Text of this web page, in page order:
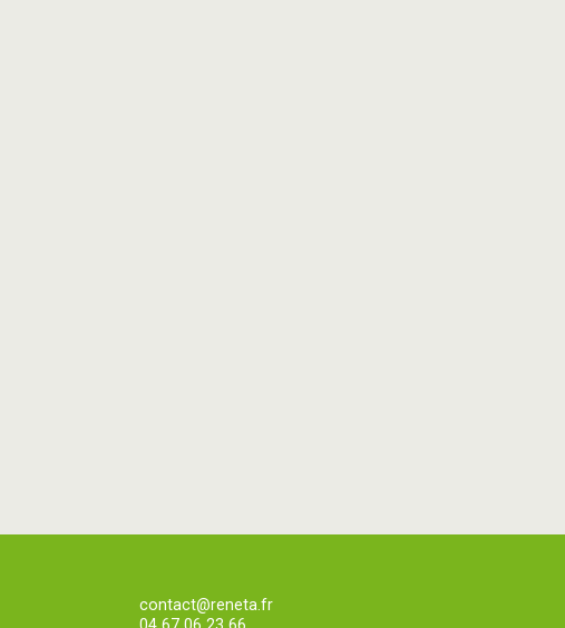
contact@reneta.fr